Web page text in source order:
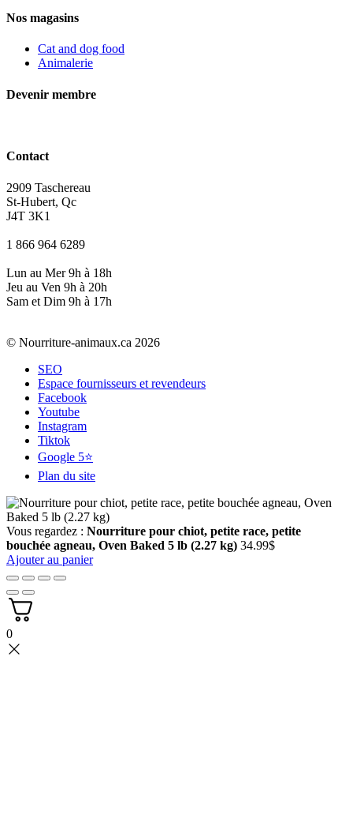
Nos magasins
Cat and dog food
Animalerie
Devenir membre
Contact
2909 Taschereau
St-Hubert, Qc
J4T 3K1
1 866 964 6289
Lun au Mer 9h à 18h
Jeu au Ven 9h à 20h
Sam et Dim 9h à 17h
© Nourriture-animaux.ca 2026
SEO
Espace fournisseurs et revendeurs
Facebook
Youtube
Instagram
Tiktok
Google 5⭐
Plan du site
Vous regardez : Nourriture pour chiot, petite race, petite
bouchée agneau, Oven Baked 5 lb (2.27 kg) 34.99$
Ajouter au panier
0